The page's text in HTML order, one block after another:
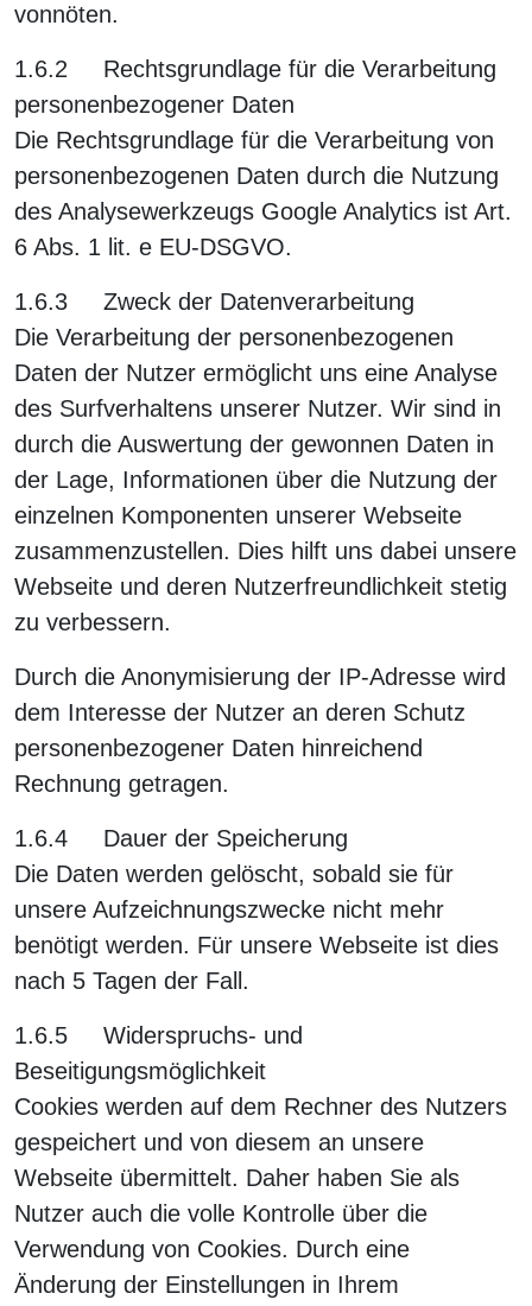
vonnöten.
1.6.2 Rechtsgrundlage für die Verarbeitung
personenbezogener Daten
Die Rechtsgrundlage für die Verarbeitung von
personenbezogenen Daten durch die Nutzung
des Analysewerkzeugs Google Analytics ist Art.
6 Abs. 1 lit. e EU-DSGVO.
1.6.3 Zweck der Datenverarbeitung
Die Verarbeitung der personenbezogenen
Daten der Nutzer ermöglicht uns eine Analyse
des Surfverhaltens unserer Nutzer. Wir sind in
durch die Auswertung der gewonnen Daten in
der Lage, Informationen über die Nutzung der
einzelnen Komponenten unserer Webseite
zusammenzustellen. Dies hilft uns dabei unsere
Webseite und deren Nutzerfreundlichkeit stetig
zu verbessern.
Durch die Anonymisierung der IP-Adresse wird
dem Interesse der Nutzer an deren Schutz
personenbezogener Daten hinreichend
Rechnung getragen.
1.6.4 Dauer der Speicherung
Die Daten werden gelöscht, sobald sie für
unsere Aufzeichnungszwecke nicht mehr
benötigt werden. Für unsere Webseite ist dies
nach 5 Tagen der Fall.
1.6.5 Widerspruchs- und
Beseitigungsmöglichkeit
Cookies werden auf dem Rechner des Nutzers
gespeichert und von diesem an unsere
Webseite übermittelt. Daher haben Sie als
Nutzer auch die volle Kontrolle über die
Verwendung von Cookies. Durch eine
Änderung der Einstellungen in Ihrem